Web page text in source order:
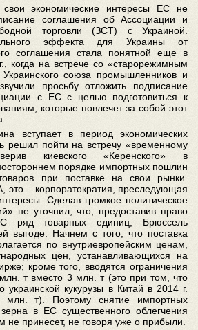
экономические интересы ЕС не
соглашения об Ассоциации и
торговли (ЗСТ) с Украиной.
эффекта для Украины от
соглашения стала понятной еще в
когда на встрече со «старорежимным
союза промышленников и
просьбу отложить подписание
с ЕС с целью подготовиться к
которые повлечет за собой этот
вступает в период экономических
решил пойти на встречу «временному
киевского «Керенского» в
порядке импортных пошлин
при поставке на свои рынки.
– корпоратократия, преследующая
Сделав громкое политическое
не уточнил, что, предоставив право
ряд товарных единиц, Брюссель
выгоде. Начнем с того, что поставка
по внутриевропейским ценам,
цен, устанавливающихся на
кроме того, вводятся ограничения
т вместо 3 млн. т (это при том, что
украинской кукурузы в Китай в 2014 г.
млн. т). Поэтому снятие импортных
в ЕС существенного облегчения
не принесет, не говоря уже о прибыли.